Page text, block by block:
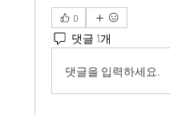
0
댓글 1개
댓글을 입력하세요.